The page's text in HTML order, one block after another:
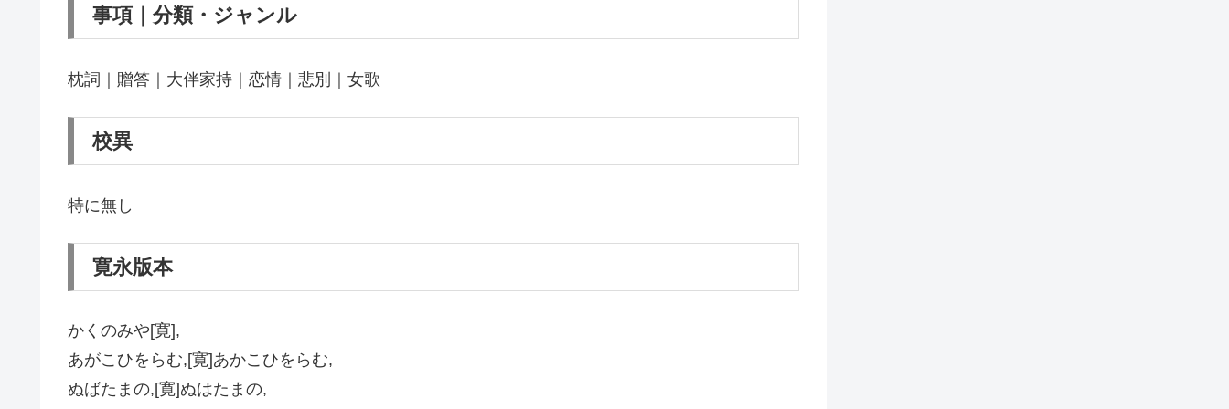
事項｜分類・ジャンル
枕詞｜贈答｜大伴家持｜恋情｜悲別｜女歌
校異
特に無し
寛永版本
かくのみや[寛],
あがこひをらむ,[寛]あかこひをらむ,
ぬばたまの,[寛]ぬはたまの,